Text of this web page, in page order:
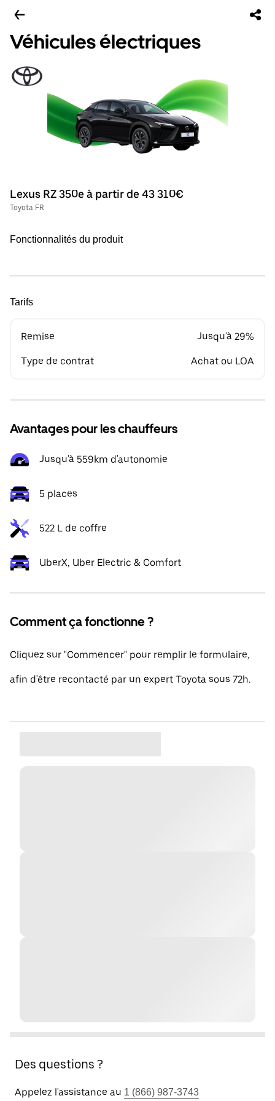
Véhicules électriques
Lexus RZ 350e à partir de 43 310€
Toyota FR
Fonctionnalités du produit
Tarifs
Remise Jusqu'à 29%
Type de contrat Achat ou LOA
Avantages pour les chauffeurs
Jusqu'à 559km d'autonomie
5 places
522 L de coffre
UberX, Uber Electric & Comfort
Comment ça fonctionne ?
Cliquez sur "Commencer" pour remplir le formulaire,
afin d'être recontacté par un expert Toyota sous 72h.
Des questions ?
Appelez l'assistance au 1 (866) 987-3743